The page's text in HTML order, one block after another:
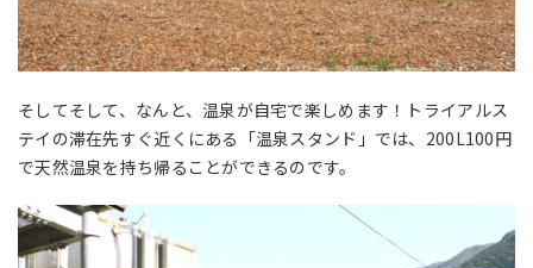
そしてそして、なんと、温泉が自宅で楽しめます！トライアルス
テイの滞在先すぐ近くにある「温泉スタンド」では、200L100円
で天然温泉を持ち帰ることができるのです。